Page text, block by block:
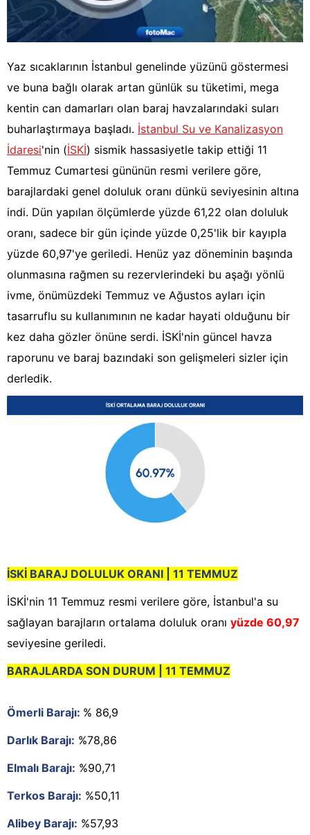
Yaz sıcaklarının İstanbul genelinde yüzünü göstermesi
ve buna bağlı olarak artan günlük su tüketimi, mega
kentin can damarları olan baraj havzalarındaki suları
buharlaştırmaya başladı. İstanbul Su ve Kanalizasyon
İdaresi'nin (İSKİ) sismik hassasiyetle takip ettiği 11
Temmuz Cumartesi gününün resmi verilere göre,
barajlardaki genel doluluk oranı dünkü seviyesinin altına
indi. Dün yapılan ölçümlerde yüzde 61,22 olan doluluk
oranı, sadece bir gün içinde yüzde 0,25'lik bir kayıpla
yüzde 60,97'ye geriledi. Henüz yaz döneminin başında
olunmasına rağmen su rezervlerindeki bu aşağı yönlü
ivme, önümüzdeki Temmuz ve Ağustos ayları için
tasarruflu su kullanımının ne kadar hayati olduğunu bir
kez daha gözler önüne serdi. İSKİ'nin güncel havza
raporunu ve baraj bazındaki son gelişmeleri sizler için
derledik.
İSKİ BARAJ DOLULUK ORANI | 11 TEMMUZ
İSKİ'nin 11 Temmuz resmi verilere göre, İstanbul'a su
sağlayan barajların ortalama doluluk oranı yüzde 60,97
seviyesine geriledi.
BARAJLARDA SON DURUM | 11 TEMMUZ
Ömerli Barajı: % 86,9
Darlık Barajı: %78,86
Elmalı Barajı: %90,71
Terkos Barajı: %50,11
Alibey Barajı: %57,93